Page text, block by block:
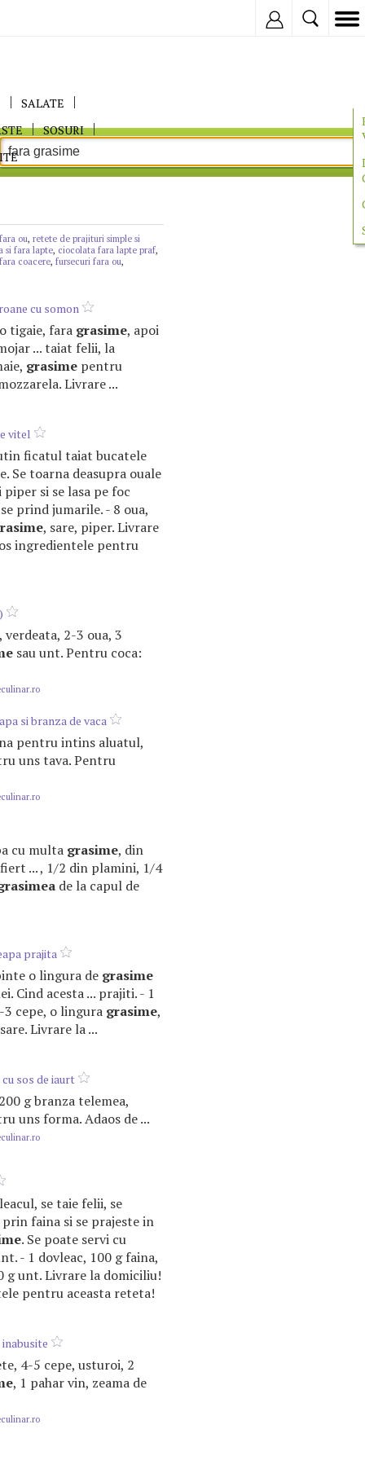
SALATE
SOSURI
ou, retete de prajituri simple si
si fara lapte, ciocolata fara lapte praf,
coacere, fursecuri fara ou,
cu somon
tigaie, fara grasime, apoi
... taiat felii, la
grasime pentru
Livrare ...
vitel
ficatul taiat bucatele
Se toarna deasupra ouale
si se lasa pe foc
prind jumarile. - 8 oua,
, sare, piper. Livrare
ingredientele pentru
verdeata, 2-3 oua, 3
sau unt. Pentru coca:
si branza de vaca
pentru intins aluatul,
uns tava. Pentru
cu multa grasime, din
... , 1/2 din plamini, 1/4
de la capul de
prajita
o lingura de grasime
Cind acesta ... prajiti. - 1
cepe, o lingura grasime,
Livrare la ...
sos de iaurt
g branza telemea,
uns forma. Adaos de ...
se taie felii, se
prin faina si se prajeste in
. Se poate servi cu
- 1 dovleac, 100 g faina,
g unt. Livrare la domiciliu!
pentru aceasta reteta!
4-5 cepe, usturoi, 2
, 1 pahar vin, zeama de